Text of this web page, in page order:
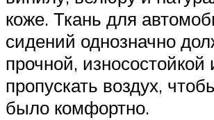
коже. Ткань для
сидений однозначно
прочной, износостойкой
пропускать воздух,
было комфортно.